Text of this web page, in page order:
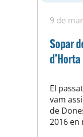
9 de
Sopar
El
vam
de
2016